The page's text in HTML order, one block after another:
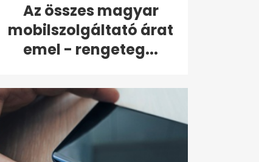
Az összes magyar
mobilszolgáltató árat
emel - rengeteg...